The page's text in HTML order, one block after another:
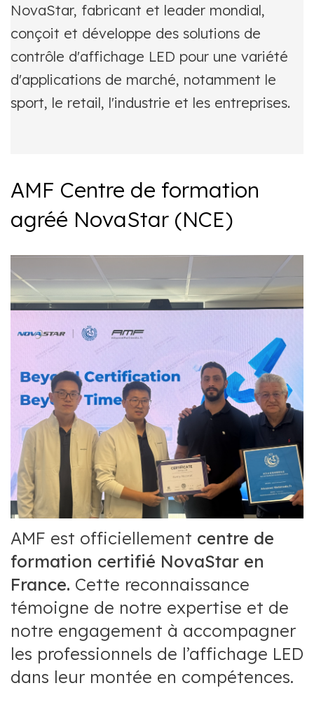
NovaStar, fabricant et leader mondial,
conçoit et développe des solutions de
contrôle d'affichage LED pour une variété
d'applications de marché, notamment le
sport, le retail, l'industrie et les entreprises.
AMF Centre de formation
agréé NovaStar (NCE)
AMF est officiellement centre de
formation certifié NovaStar en
France. Cette reconnaissance
témoigne de notre expertise et de
notre engagement à accompagner
les professionnels de l’affichage LED
dans leur montée en compétences.